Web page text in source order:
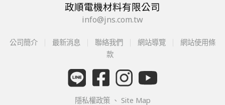
政順電機材料有限公司
info@jns.com.tw
公司簡介 最新消息 聯絡我們 網站導覽
網站使用條
款
隱私權政策 、 Site Map